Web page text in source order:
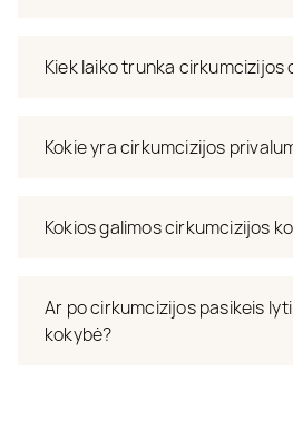
Kiek laiko trunka cirkumcizijos
Kokie yra cirkumcizijos
Kokios galimos cirkumcizijos
Ar po cirkumcizijos pasikeis
kokybė?